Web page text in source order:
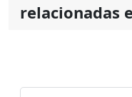
relacionadas